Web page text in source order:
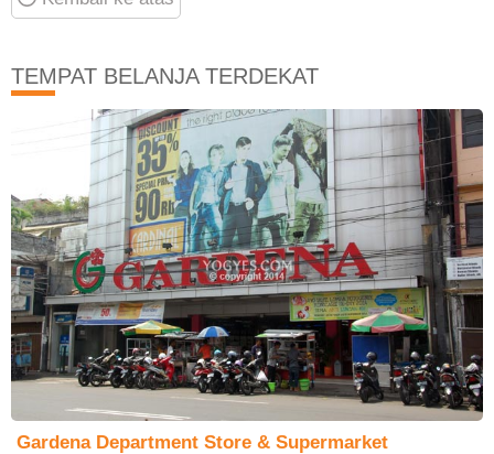
TEMPAT BELANJA TERDEKAT
Gardena Department Store & Supermarket